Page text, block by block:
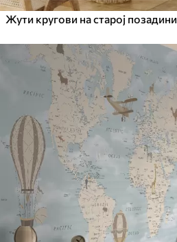
Жути кругови на старој позадини